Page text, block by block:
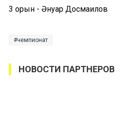
3 орын - Әнуар Досмаилов
чемпионат
НОВОСТИ ПАРТНЕРОВ